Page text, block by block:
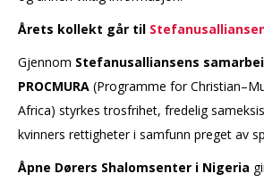
Årets kollekt går til
Gjennom Stefanusalliansens
PROCMURA (Programme for
Africa) styrkes trosfrihet, fredelig
kvinners rettigheter i samfunn preget av
Åpne Dørers Shalomsenter i Nigeria